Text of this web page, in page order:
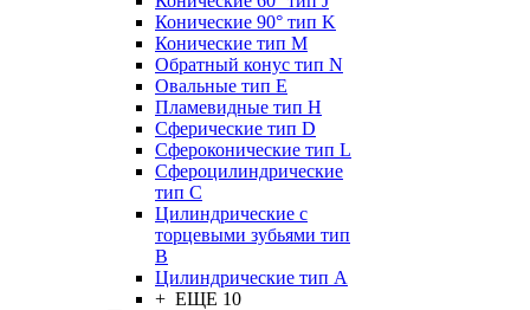
Конические 90° тип K
Конические тип M
Обратный конус тип N
Овальные тип E
Пламевидные тип H
Сферические тип D
Сфероконические тип L
Сфероцилиндрические
тип C
Цилиндрические с
торцевыми зубьями тип
B
Цилиндрические тип А
+ ЕЩЕ 10